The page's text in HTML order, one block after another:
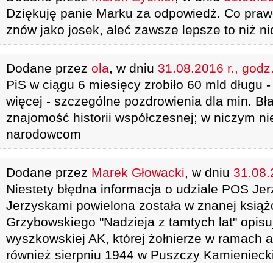
Dziękuję panie Marku za odpowiedź. Co
znów jako josek, aleć zawsze lepsze to niż
Dodane przez ola, w dniu 31.08.2016 r.,
PiS w ciągu 6 miesięcy zrobiło 60 mld długu
więcej - szczególne pozdrowienia dla min.
znajomość historii współczesnej; w niczym
narodowcom
Dodane przez Marek Głowacki, w dniu
Niestety błędna informacja o udziale POS
Jerzyskami powielona została w znanej
Grzybowskiego "Nadzieja z tamtych lat"
wyszkowskiej AK, której żołnierze w ramach
również sierpniu 1944 w Puszczy